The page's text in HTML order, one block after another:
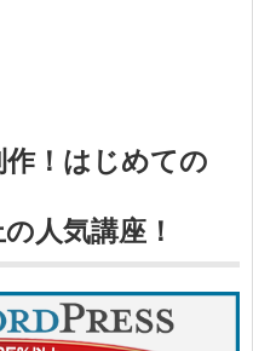
作！はじめての
人気講座！